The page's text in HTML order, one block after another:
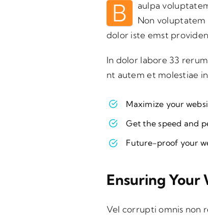
B
aulpa
Non voluptatem
dolor iste emst
In dolor labore 33
nt autem et molestiae
Maximize your
Get the speed and
Future-proof your
Ensuring Your
Vel corrupti omnis non